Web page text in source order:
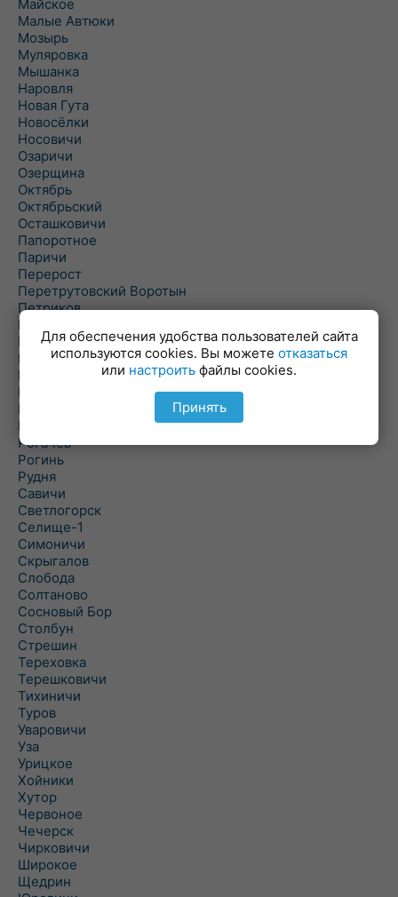
Майское
Малые Автюки
Мозырь
Муляровка
Мышанка
Наровля
Новая Гута
Новосёлки
Носовичи
Озаричи
Озерщина
Октябрь
Октябрьский
Осташковичи
Папоротное
Паричи
Перерост
Перетрутовский Воротын
Петриков
Пиревичи
Поболово
Поколюбичи
Полесье
Птичь
Речица
Ровенская Слобода
Рогачев
Рогинь
Рудня
Савичи
Светлогорск
Селище-1
Симоничи
Скрыгалов
Слобода
Солтаново
Сосновый Бор
Столбун
Стрешин
Тереховка
Терешковичи
Тихиничи
Туров
Уваровичи
Уза
Урицкое
Хойники
Хутор
Червоное
Чечерск
Чирковичи
Широкое
Щедрин
Для обеспечения удобства пользователей сайта
используются cookies. Вы можете отказаться
или настроить файлы cookies.
Принять